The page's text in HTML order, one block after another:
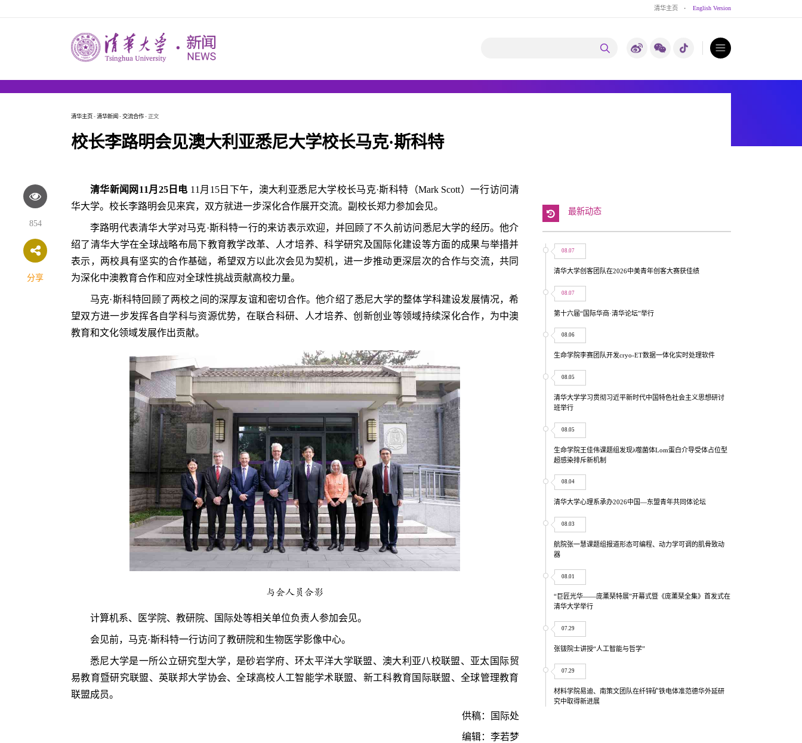
清华主页 · English Version
清华主页 - 清华新闻 - 交流合作 - 正文
校长李路明会见澳大利亚悉尼大学校长马克·斯科特
854
分享
清华新闻网11月25日电 11月15日下午，澳大利亚悉尼大学校长马克·斯科特（Mark Scott）一行访问清
华大学。校长李路明会见来宾，双方就进一步深化合作展开交流。副校长郑力参加会见。
李路明代表清华大学对马克·斯科特一行的来访表示欢迎，并回顾了不久前访问悉尼大学的经历。他介
绍了清华大学在全球战略布局下教育教学改革、人才培养、科学研究及国际化建设等方面的成果与举措并
表示，两校具有坚实的合作基础，希望双方以此次会见为契机，进一步推动更深层次的合作与交流，共同
为深化中澳教育合作和应对全球性挑战贡献高校力量。
马克·斯科特回顾了两校之间的深厚友谊和密切合作。他介绍了悉尼大学的整体学科建设发展情况，希
望双方进一步发挥各自学科与资源优势，在联合科研、人才培养、创新创业等领域持续深化合作，为中澳
教育和文化领域发展作出贡献。
与会人员合影
计算机系、医学院、教研院、国际处等相关单位负责人参加会见。
会见前，马克·斯科特一行访问了教研院和生物医学影像中心。
悉尼大学是一所公立研究型大学，是砂岩学府、环太平洋大学联盟、澳大利亚八校联盟、亚太国际贸
易教育暨研究联盟、英联邦大学协会、全球高校人工智能学术联盟、新工科教育国际联盟、全球管理教育
联盟成员。
供稿： 国际处
编辑：李若梦
最新动态
08.07
清华大学创客团队在2026中美青年创客大赛获佳绩
08.07
第十六届“国际华商·清华论坛”举行
08.06
生命学院李赛团队开发cryo-ET数据一体化实时处理软件
08.05
清华大学学习贯彻习近平新时代中国特色社会主义思想研讨
班举行
08.05
生命学院王佳伟课题组发现λ噬菌体Lom蛋白介导受体占位型
超感染排斥新机制
08.04
清华大学心理系承办2026中国—东盟青年共同体论坛
08.03
航院张一慧课题组报道形态可编程、动力学可调的肌骨致动
器
08.01
“巨匠光华——庞薰琹特展”开幕式暨《庞薰琹全集》首发式在
清华大学举行
07.29
张钹院士讲授“人工智能与哲学”
07.29
材料学院易迪、南策文团队在纤锌矿铁电体准范德华外延研
究中取得新进展